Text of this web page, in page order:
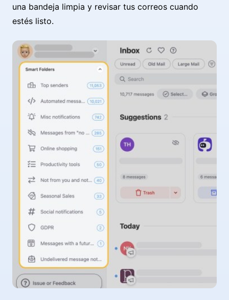
una bandeja limpia y revisar tus correos cuando
estés listo.